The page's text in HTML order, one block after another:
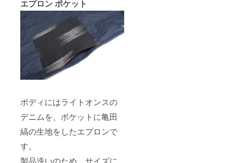
エプロン ポケット
ボディにはライトオンスの
デニムを、ポケットに亀田
縞の生地をしたエプロンで
す。